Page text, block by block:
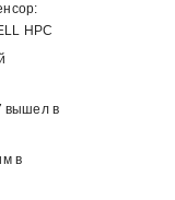
HPC
вышел в
в